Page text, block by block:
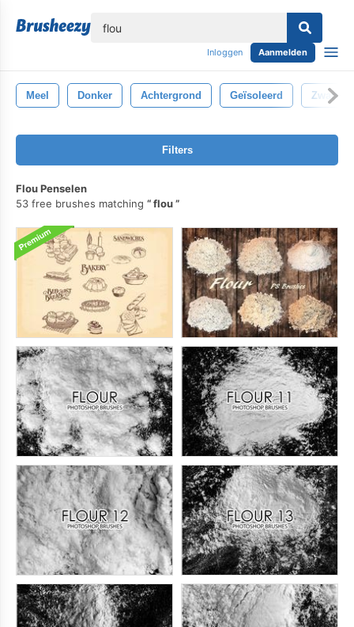
Inloggen Aanmelden
Meel Donker Achtergrond Geïsoleerd Zwart
Filters
Flou Penselen
53 free brushes matching
flou